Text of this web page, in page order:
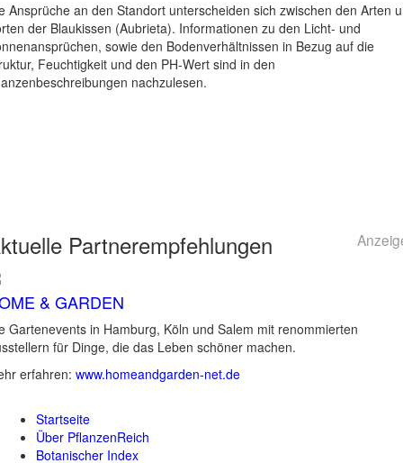
Ansprüche an den Standort unterscheiden sich zwischen den Arten
der Blaukissen (Aubrieta). Informationen zu den Licht- und
sowie den Bodenverhältnissen in Bezug auf die
Feuchtigkeit und den PH-Wert sind in den
nachzulesen.
Partnerempfehlungen
& GARDEN
Gartenevents in Hamburg, Köln und Salem mit renommierten
für Dinge, die das Leben schöner machen.
erfahren: www.homeandgarden-net.de
Startseite
Über PflanzenReich
Botanischer Index